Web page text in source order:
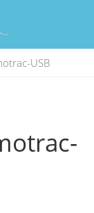
USB